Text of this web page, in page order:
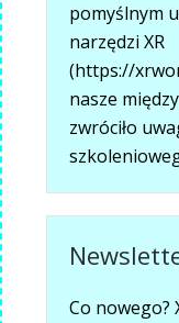
pomyślnym
narzędzi XR
(https://
nasze
zwróciło
Co nowego?